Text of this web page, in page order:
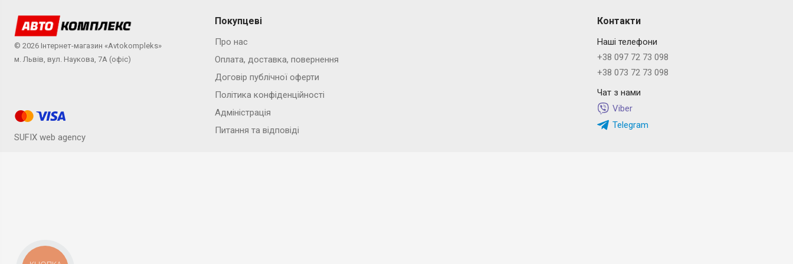
Покупцеві
Про нас
Оплата, доставка, повернення
Договір публічної оферти
Політика конфіденційності
Адміністрація
Питання та відповіді
Контакти
Наші телефони
+38 097 72 73 098
+38 073 72 73 098
Чат з нами
Viber
Telegram
© 2026 Інтернет-магазин «Avtokompleks»
м. Львів, вул. Наукова, 7А (офіс)
SUFIX web agency